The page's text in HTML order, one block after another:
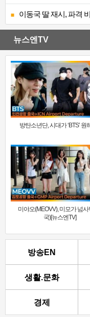
이동국 딸 재시, 파격
뉴스엔TV
방탄소년단, 시대가 ‘BTS’ 원해
미야오(MEOVV), 미모가 넘사
국)[뉴스엔TV]
방송EN
생활.문화
경제